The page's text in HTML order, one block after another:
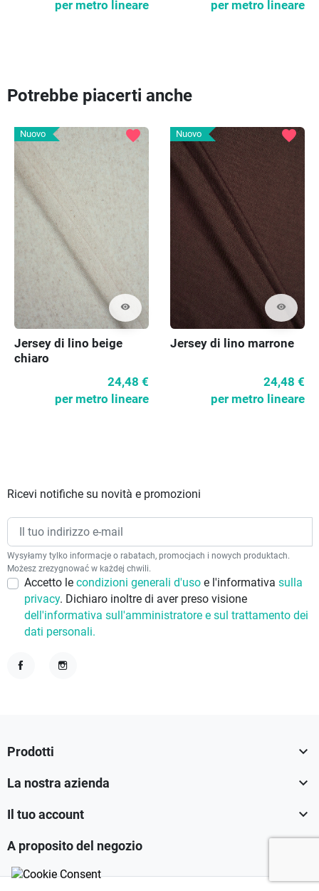
per metro lineare
per metro lineare
Potrebbe piacerti anche
Nuovo
visibility
favorite
Jersey di lino beige
chiaro
24,48 €
per metro lineare
Nuovo
visibility
favorite
Jersey di lino marrone
24,48 €
per metro lineare
Ricevi notifiche su novità e promozioni
Wysyłamy tylko informacje o rabatach, promocjach i nowych produktach.
Możesz zrezygnować w każdej chwili.
Accetto le condizioni generali d'uso e l'informativa sulla
privacy. Dichiaro inoltre di aver preso visione
dell'informativa sull'amministratore e sul trattamento dei
dati personali.
Prodotti 
La nostra azienda 
Il tuo account 
A proposito del negozio